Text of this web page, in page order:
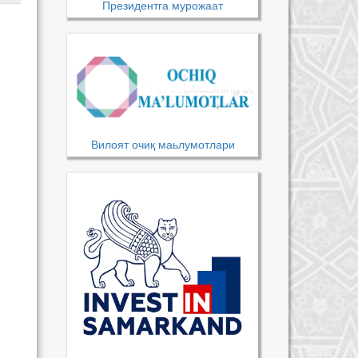
Президентга мурожаат
Вилоят очиқ маьлумотлари